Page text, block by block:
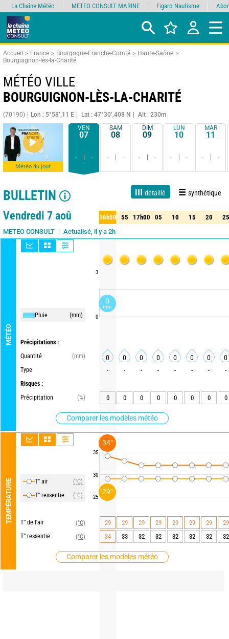
Accueil France Bourgogne-Franche-Comté
Haute-Saône
Bourguignon-lès-la-Charité
MÉTÉO VILLE
BOURGUIGNON-LÈS-LA-CHARITÉ
(70190) Lon : 5°58’,11 E Lat : 47°30’,408 N Alt : 230m
Météo du jour
VEN
07
- -
SAM
08
- -
DIM
09
- -
LUN
10
- -
MAR
11
- -
BULLETIN détaillé synthétique
Live 1 jour 3 jours 15 jours Fiabilité 90%
Vendredi 7 aoû
METEO CONSULT Actualisé, il y a 2h
MÉTÉO
Pluie (mm)
Précipitations :
Quantité
(mm)
Type
Risques :
Précipitation
(%)
Comparer les modèles météo
TEMPÉRATURE T° air
(°C)
T° ressentie
(°C)
T° de l'air
(°C)
T° ressentie
(°C)
Comparer les modèles météo
3
0
35
30
25
16h50 55 17h00 05 10 15 20 25
50 55 17h00 05 10 15 20 25
0 0 0 0 0 0 0 0
- - - - - - - -
0 0 0 0 0 0 0 0
29 29 29 29 29 29 29
29
34
33 32 32 32 32 32 32
La Chaîne Météo METEO CONSULT MARINE Figaro Nautisme
0
mm
29°
34°